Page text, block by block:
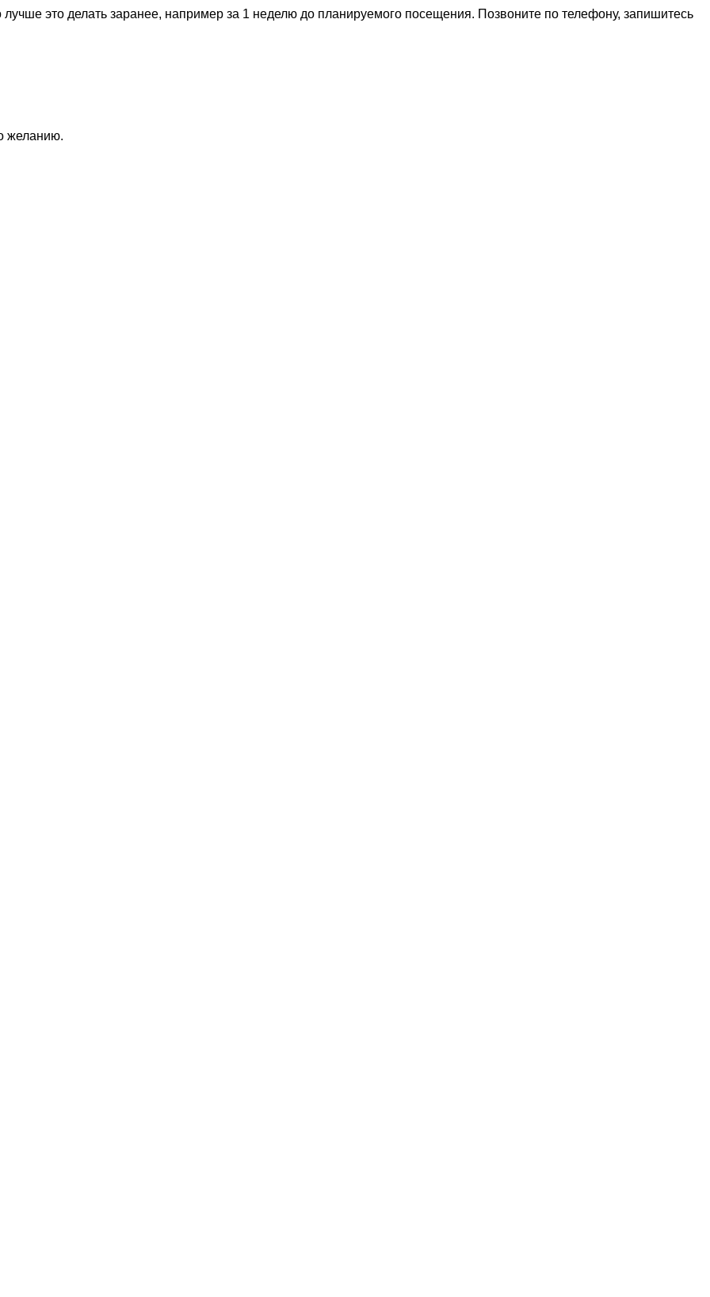
это делать заранее, например за 1 неделю до планируемого посещения. Позвоните по телефону, запишитесь
желанию.